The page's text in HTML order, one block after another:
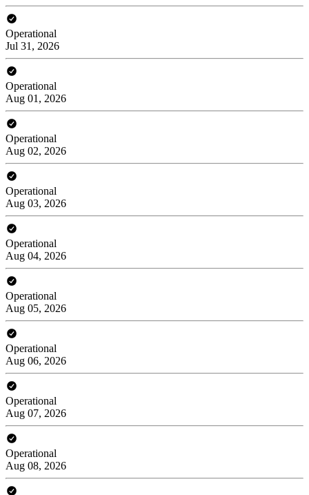
Operational
Jul 31, 2026
Operational
Aug 01, 2026
Operational
Aug 02, 2026
Operational
Aug 03, 2026
Operational
Aug 04, 2026
Operational
Aug 05, 2026
Operational
Aug 06, 2026
Operational
Aug 07, 2026
Operational
Aug 08, 2026